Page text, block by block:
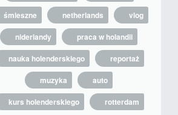
śmieszne
netherlands
vlog
niderlandy
praca w holandii
nauka holenderskiego
reportaż
muzyka
auto
kurs holenderskiego
rotterdam